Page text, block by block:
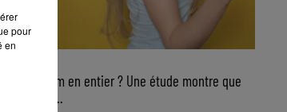
un album en entier ? Une étude montre que
plus du...
pour
en